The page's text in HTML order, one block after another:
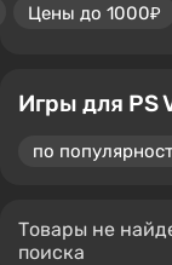
Цены до 1000₽
Игры для PS
Товары не
поиска